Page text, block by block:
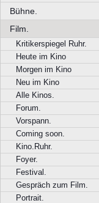
Bühne.
Film.
Kritikerspiegel Ruhr.
Heute im Kino
Morgen im Kino
Neu im Kino
Alle Kinos.
Forum.
Vorspann.
Coming soon.
Kino.Ruhr.
Foyer.
Festival.
Gespräch zum Film.
Portrait.